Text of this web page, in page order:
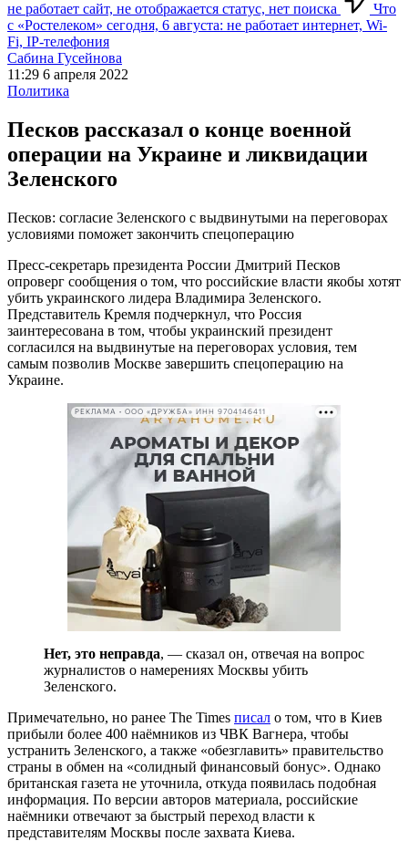
не работает сайт, не отображается статус, нет поиска
Что
с «Ростелеком» сегодня, 6 августа: не работает интернет, Wi-
Fi, IP-телефония
Сабина Гусейнова
11:29 6 апреля 2022
Политика
Песков рассказал о конце военной
операции на Украине и ликвидации
Зеленского
Песков: согласие Зеленского с выдвинутыми на переговорах
условиями поможет закончить спецоперацию
Пресс-секретарь президента России Дмитрий Песков
опроверг сообщения о том, что российские власти якобы хотят
убить украинского лидера Владимира Зеленского.
Представитель Кремля подчеркнул, что Россия
заинтересована в том, чтобы украинский президент
согласился на выдвинутые на переговорах условия, тем
самым позволив Москве завершить спецоперацию на
Украине.
РЕКЛАМА • ООО «ДРУЖБА» ИНН 9704146411
Нет, это неправда, — сказал он, отвечая на вопрос
журналистов о намерениях Москвы убить
Зеленского.
Примечательно, но ранее The Times писал о том, что в Киев
прибыли более 400 наёмников из ЧВК Вагнера, чтобы
устранить Зеленского, а также «обезглавить» правительство
страны в обмен на «солидный финансовый бонус». Однако
британская газета не уточнила, откуда появилась подобная
информация. По версии авторов материала, российские
наёмники отвечают за быстрый переход власти к
представителям Москвы после захвата Киева.